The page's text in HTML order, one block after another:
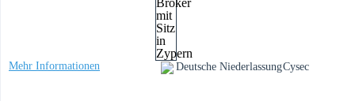
Mehr Informationen Deutsche NiederlassungCysec